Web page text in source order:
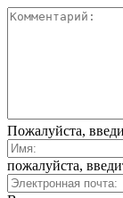
Пожалуйста,
пожалуйста,